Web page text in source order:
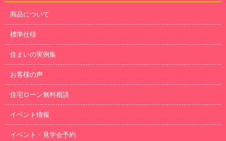
商品について
標準仕様
住まいの実例集
お客様の声
住宅ローン無料相談
イベント情報
イベント・見学会予約